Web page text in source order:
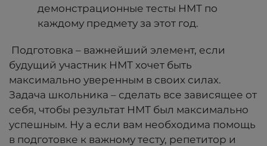
демонстрационные тесты НМТ по
каждому предмету за этот год.
Подготовка – важнейший элемент, если
будущий участник НМТ хочет быть
максимально уверенным в своих силах.
Задача школьника – сделать все зависящее от
себя, чтобы результат НМТ был максимально
успешным. Ну а если вам необходима помощь
в подготовке к важному тесту, репетитор и